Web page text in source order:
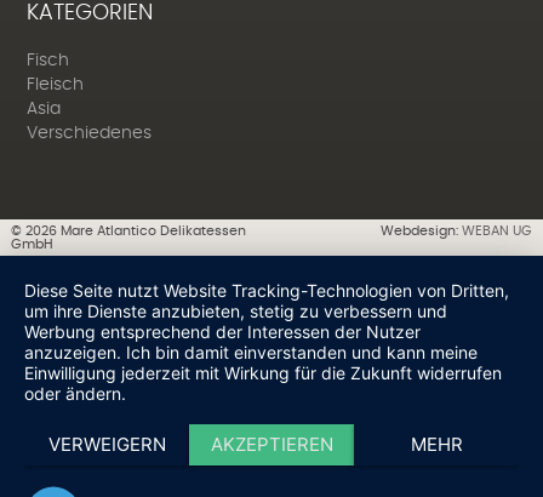
KATEGORIEN
Fisch
Fleisch
Asia
Verschiedenes
© 2026Mare Atlantico Delikatessen
GmbH
Webdesign:WEBAN UG
Diese Seite nutzt Website Tracking-Technologien von Dritten,
um ihre Dienste anzubieten, stetig zu verbessern und
Werbung entsprechend der Interessen der Nutzer
anzuzeigen. Ich bin damit einverstanden und kann meine
Einwilligung jederzeit mit Wirkung für die Zukunft widerrufen
oder ändern.
VERWEIGERN AKZEPTIEREN MEHR